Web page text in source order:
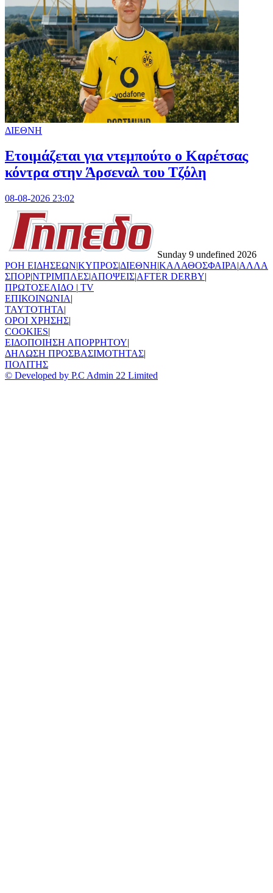
ΔΙΕΘΝΗ
Ετοιμάζεται για ντεμπούτο ο Καρέτσας
κόντρα στην Άρσεναλ του Τζόλη
08-08-2026 23:02
Sunday 9 undefined 2026
ΡΟΗ ΕΙΔΗΣΕΩΝ|ΚΥΠΡΟΣ|ΔΙΕΘΝΗ|ΚΑΛΑΘΟΣΦΑΙΡΑ|ΑΛΛΑ
ΣΠΟΡ|ΝΤΡΙΜΠΛΕΣ|ΑΠΟΨΕΙΣ|AFTER DERBY|
ΠΡΩΤΟΣΕΛΙΔΟ | TV
ΕΠΙΚΟΙΝΩΝΙΑ|
TAYTOTHTA|
ΟΡΟΙ ΧΡΗΣΗΣ|
COOKIES|
ΕΙΔΟΠΟΙΗΣΗ ΑΠΟΡΡΗΤΟΥ|
ΔΗΛΩΣΗ ΠΡΟΣΒΑΣΙΜΟΤΗΤΑΣ|
ΠΟΛΙΤΗΣ
© Developed by P.C Admin 22 Limited